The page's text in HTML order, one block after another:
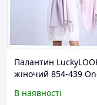
Палантин
жіночий 854-439
ME6A886183
В наявності